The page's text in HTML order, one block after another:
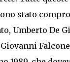
stato
Umberto De